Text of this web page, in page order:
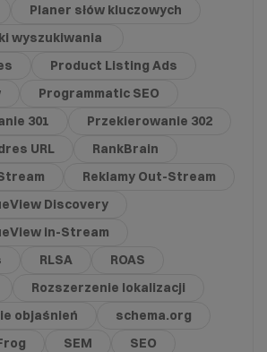
Planer słów kluczowych
wyszukiwania
Product Listing Ads
Programmatic SEO
301
Przekierowanie 302
URL
RankBrain
Reklamy Out-Stream
Discovery
in-Stream
RLSA
ROAS
Rozszerzenie lokalizacji
objaśnień
schema.org
SEM
SEO